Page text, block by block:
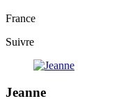
France
Suivre
Jeanne